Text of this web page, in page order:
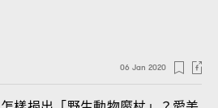
06 Jan 2020